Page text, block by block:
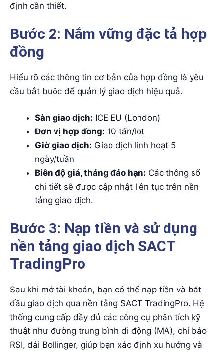
định cần thiết.
Bước 2: Nắm vững đặc tả hợp
đồng
Hiểu rõ các thông tin cơ bản của hợp đồng là yêu
cầu bắt buộc để quản lý giao dịch hiệu quả.
Sàn giao dịch: ICE EU (London)
Đơn vị hợp đồng: 10 tấn/lot
Giờ giao dịch: Giao dịch linh hoạt 5
ngày/tuần
Biên độ giá, tháng đáo hạn: Các thông số
chi tiết sẽ được cập nhật liên tục trên nền
tảng giao dịch.
Bước 3: Nạp tiền và sử dụng
nền tảng giao dịch SACT
TradingPro
Sau khi mở tài khoản, bạn có thể nạp tiền và bắt
đầu giao dịch qua nền tảng SACT TradingPro. Hệ
thống cung cấp đầy đủ các công cụ phân tích kỹ
thuật như đường trung bình di động (MA), chỉ báo
RSI, dải Bollinger, giúp bạn xác định xu hướng và